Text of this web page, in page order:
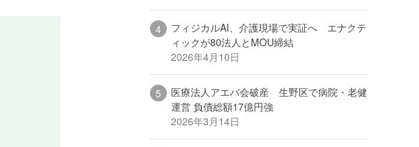
フィジカルAI、介護現場で実証へ エナクテ
ィックが80法人とMOU締結
2026年4月10日
医療法人アエバ会破産 生野区で病院・老健
運営 負債総額17億円強
2026年3月14日